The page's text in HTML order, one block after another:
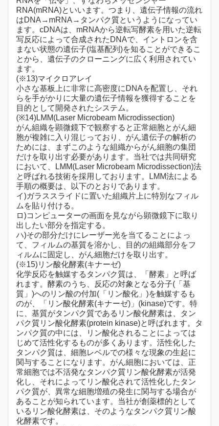
RNA(mRNA)といいます。つまり、遺伝子情報の流れ
はDNA→mRNA→タンパク質というようになってい
ます。cDNAは、mRNAから逆転写酵素を用いた逆転
写反応によって合成されたDNAで、イントロンを含
まない状態の遺伝子(塩基配列)を知ることができるこ
とから、遺伝子のクローニングに広く利用されてい
ます。
(※13)マイクロアレイ
小さな基板上に非常に高密度にDNAを配置し、それ
らを手がかりに大量の遺伝子情報を獲得することを
目的として開発されたシステム。
(※14)LMM(Laser Microbeam Microdissection)
がん組織を顕微鏡下で観察すると正常細胞とがん細
胞が複雑に入り混じっており、がん遺伝子の解析の
ためには、まずこのような組織からがん細胞の集団
だけを取り出す必要があります。当社では共同研究
において、LMM(Laser Microbeam Microdissection)法
と呼ばれる技術を採用しております。LMM法による
手順の概要は、以下のとおりであります。
イ)ガラススライドに置いた組織片上に特別なフィル
ムを貼り付ける。
ロ)コンピューターの画面を見ながら顕微鏡下に取り
出したい部分を指定する。
ハ)その部分だけにレーザー光を当てることによっ
て、フィルムの基質を溶かし、目的の組織部分をフ
ィルムに固定し、がん細胞だけを取り出す。
(※15)リン酸化酵素(キナーゼ)
化学反応を触媒するタンパク質は、「酵素」と呼ば
れます。酵素のうち、反応の対象となる分子(「基
質」)へのリン酸の付加(「リン酸化」)を触媒するも
のが、「リン酸化酵素(キナーゼ)」(kinase)です。特
に、基質がタンパク質であるリン酸化酵素は、タン
パク質リン酸化酵素(protein kinase)と呼ばれます。タ
ンパク質の中には、リン酸化されることによっては
じめて活性化するものが多くあります。活性化した
タンパク質は、細胞レベルでの様々な現象の生起に
関与することになります。がん細胞においては、正
常細胞では不活発なタンパク質リン酸化酵素が活発
化し、それによってリン酸化されて活性化したタン
パク質が、異常な細胞増殖の発生に関与する場合が
あることが知られています。当社が創薬標的として
いるリン酸化酵素は、そのようなタンパク質リン酸
化酵素です。